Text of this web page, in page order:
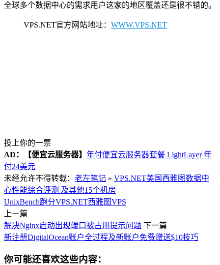
全球多个数据中心的需求用户这家的地区覆盖还是很不错的。
VPS.NET官方网站地址： WWW.VPS.NET
投上你的一票
AD：
【便宜云服务器】 年付便宜云服务器套餐 LightLayer 年
付24美元
未经允许不得转载： 老左笔记 » VPS.NET美国西雅图数据中
心性能综合评测 及其他15个机房
UnixBench跑分VPS.NET西雅图VPS
上一篇
解决Nginx启动出现端口被占用提示问题 下一篇
新注册DigitalOcean账户全过程及新账户免费赠送$10技巧
你可能还喜欢这些内容：